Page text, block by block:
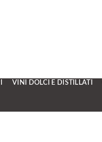
VINI DOLCI E DISTILLATI